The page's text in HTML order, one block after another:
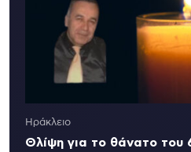
Ηράκλειο
Θλίψη για το θάνατο του